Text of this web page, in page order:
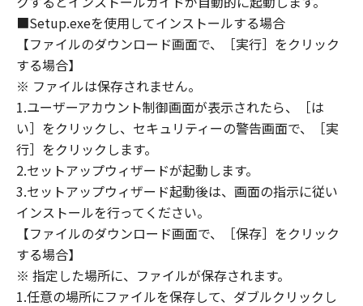
terms are used in 48 C.F.R. 12.212 (Sept 1995).
Consistent with 48 C.F.R. 12.212 and 48 C.F.R.
227.7202-1 through 227.7202-4 (June 1995),
all U.S. Government End Users shall acquire
the SOFTWARE with only those rights set
forth herein. The manufacturer is Canon
Inc./30-2, Shimomaruko 3-chome, Ohta-ku,
Tokyo 146-8501, Japan.
本条項中で使用される"the SOFTWARE"とは、
本契約書中で定義される「本ソフトウェア」を
意味し、指し示すものとします。
10．分離可能性
本契約書のいずれかの条項またはその一部が法
律により無効であると決定された場合でも、そ
の他の条項は完全に有効に存続するものとしま
す。
■Setup.exeを使用してインストールする場合
【ファイルのダウンロード画面で、［実行］をクリック
する場合】
※ ファイルは保存されません。
1.ユーザーアカウント制御画面が表示されたら、［は
い］をクリックし、セキュリティーの警告画面で、［実
行］をクリックします。
2.セットアップウィザードが起動します。
3.セットアップウィザード起動後は、画面の指示に従い
インストールを行ってください。
【ファイルのダウンロード画面で、［保存］をクリック
する場合】
※ 指定した場所に、ファイルが保存されます。
1.任意の場所にファイルを保存して、ダブルクリックし